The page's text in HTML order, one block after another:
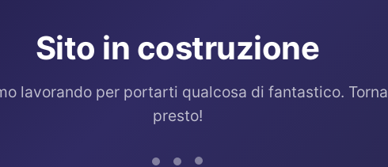
Sito in costruzione
lavorando per portarti qualcosa di fantastico. Torna
presto!